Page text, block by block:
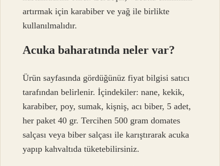
artırmak için karabiber ve yağ ile birlikte
kullanılmalıdır.
Acuka baharatında neler var?
Ürün sayfasında gördüğünüz fiyat bilgisi satıcı
tarafından belirlenir. İçindekiler: nane, kekik,
karabiber, poy, sumak, kişniş, acı biber, 5 adet,
her paket 40 gr. Tercihen 500 gram domates
salçası veya biber salçası ile karıştırarak acuka
yapıp kahvaltıda tüketebilirsiniz.